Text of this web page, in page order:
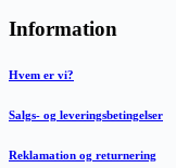
Information
Hvem er vi?
Salgs- og leveringsbetingelser
Reklamation og returnering